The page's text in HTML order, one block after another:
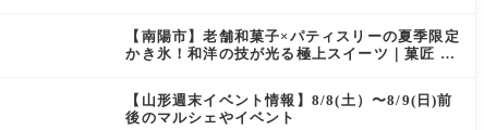
【南陽市】老舗和菓子×パティスリーの夏季限定
かき氷！和洋の技が光る極上スイーツ｜菓匠 萬
【山形週末イベント情報】8/8(土）〜8/9(日)前
後のマルシェやイベント